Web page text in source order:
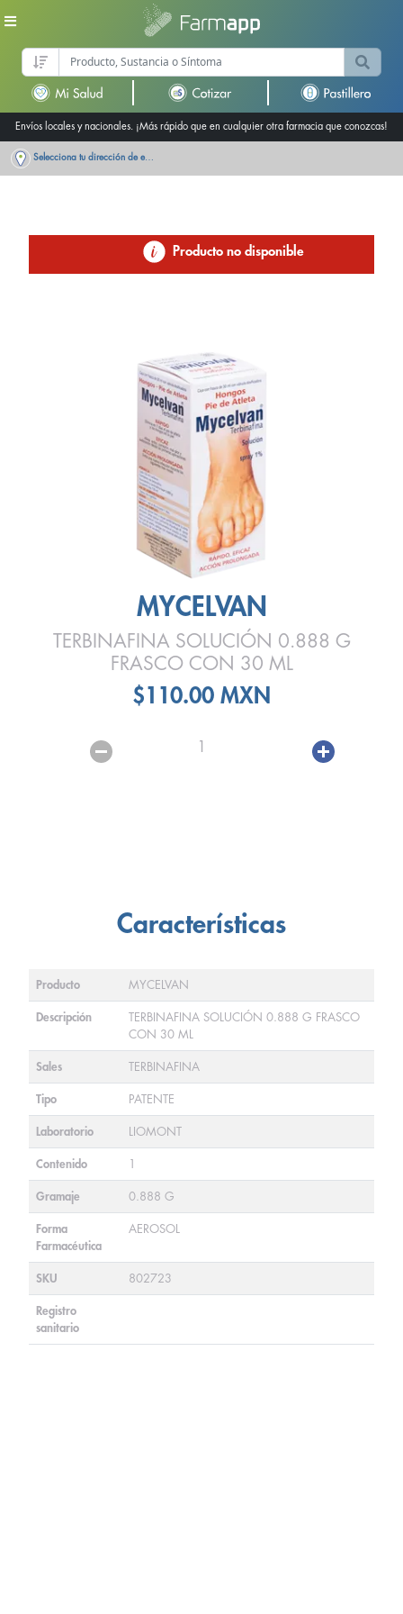
Envíos locales y nacionales. ¡Más rápido que en cualquier otra farmacia que conozcas!
Selecciona tu dirección de entrega
Producto no disponible
MYCELVAN
TERBINAFINA SOLUCIÓN 0.888 G
FRASCO CON 30 ML
$110.00 MXN
1
Características
Producto MYCELVAN
Descripción
TERBINAFINA SOLUCIÓN 0.888 G FRASCO
CON 30 ML
Sales TERBINAFINA
Tipo PATENTE
Laboratorio LIOMONT
Contenido 1
Gramaje 0.888 G
Forma
Farmacéutica
AEROSOL
SKU 802723
Registro
sanitario